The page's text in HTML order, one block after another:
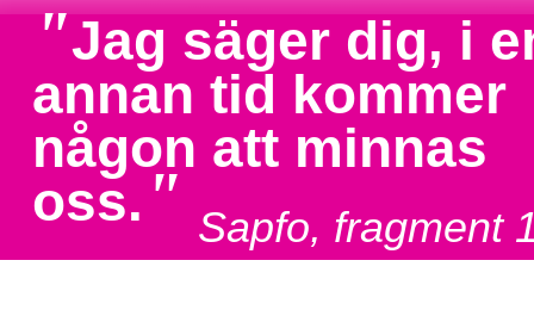
"Jag säger dig, i
annan tid kommer
någon att minnas
oss. " Sapfo, fragment